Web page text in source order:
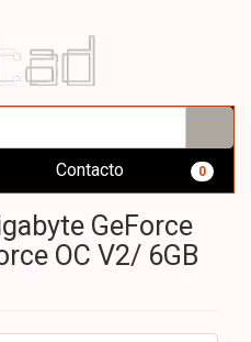
Contacto 0
GeForce
OC V2/ 6GB